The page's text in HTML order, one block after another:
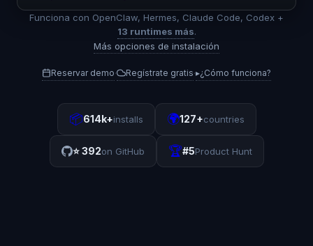
Funciona con OpenClaw, Hermes, Claude Code, Codex +
13 runtimes más.
Más opciones de instalación
Reservar demo· Regístrate gratis·▸¿Cómo funciona?
📦614k+installs 🌍127+countries
⭐392on GitHub 🏆#5Product Hunt